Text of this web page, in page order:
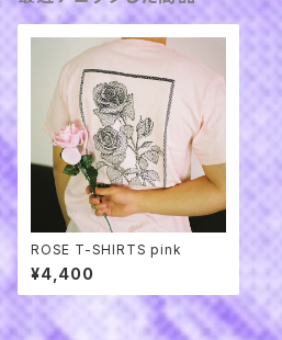
ROSE T-SHIRTS pink
¥4,400